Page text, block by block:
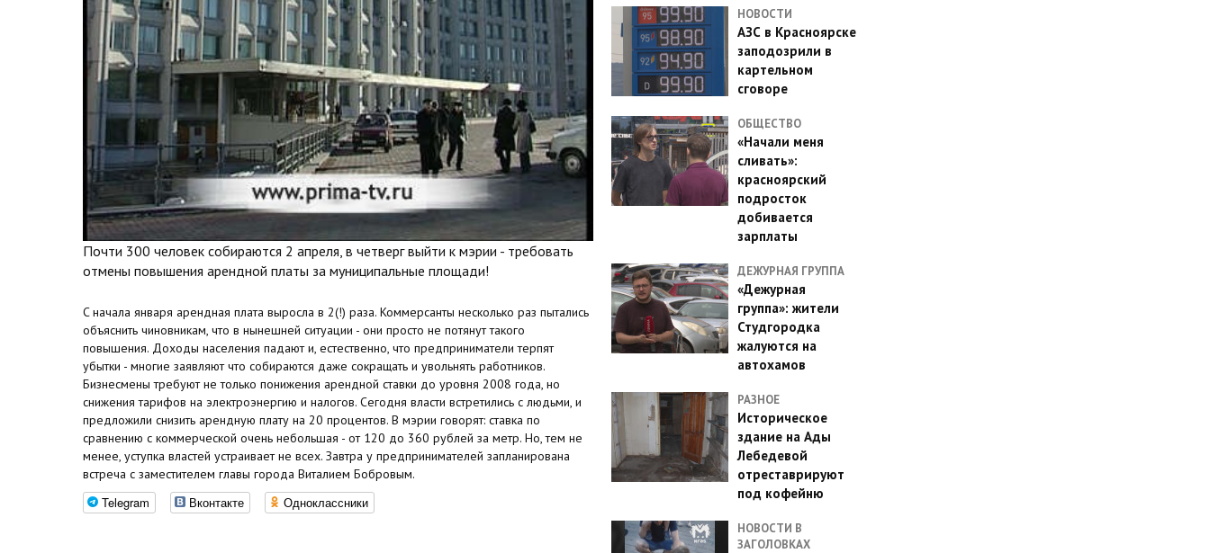
Почти 300 человек собираются 2 апреля, в четверг выйти к мэрии - требовать
отмены повышения арендной платы за муниципальные площади!
C начала января арендная плата выросла в 2(!) раза. Коммерсанты несколько раз пытались
объяснить чиновникам, что в нынешней ситуации - они просто не потянут такого
повышения. Доходы населения падают и, естественно, что предприниматели терпят
убытки - многие заявляют что собираются даже сокращать и увольнять работников.
Бизнесмены требуют не только понижения арендной ставки до уровня 2008 года, но
снижения тарифов на электроэнергию и налогов. Сегодня власти встретились с людьми, и
предложили снизить арендную плату на 20 процентов. В мэрии говорят: ставка по
сравнению с коммерческой очень небольшая - от 120 до 360 рублей за метр. Но, тем не
менее, уступка властей устраивает не всех. Завтра у предпринимателей запланирована
встреча с заместителем главы города Виталием Бобровым.
Telegram Вконтакте Одноклассники
НОВОСТИ
АЗС в Красноярске
заподозрили в
картельном
сговоре
ОБЩЕСТВО
«Начали меня
сливать»:
красноярский
подросток
добивается
зарплаты
ДЕЖУРНАЯ ГРУППА
«Дежурная
группа»: жители
Студгородка
жалуются на
автохамов
РАЗНОЕ
Историческое
здание на Ады
Лебедевой
отреставрируют
под кофейню
НОВОСТИ В
ЗАГОЛОВКАХ